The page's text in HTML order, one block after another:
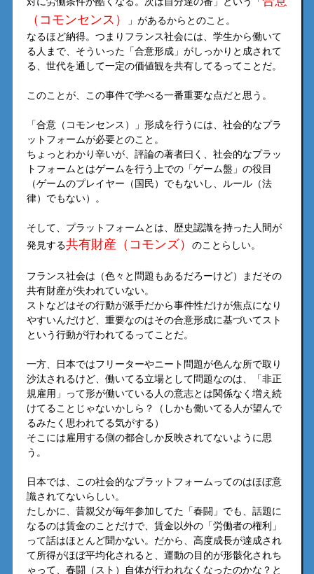
（コモンセンス）
」があるからとのこと。
なるほど納得。つまりフランス社会には、学生から働いて
る人まで、そういった「合意形成」がしっかりと成されて
る、世代を通して一定の価値観を共有してるってことだ。
このことが、この事件で学べる一番重要な点だと思う。
「合意（コモンセンス）」形成を行うには、社会的なプラ
ットフォームが必要とのこと。
ちょっとわかり辛いが、評論の著者曰く、社会的なプラッ
トフォームとはゲームを行う上での「ゲーム盤」の役目
（ゲームのプレイヤー（国民）でもないし、ルール（法
律）でもない）。
そして、プラットフォームとは、歴史認識を持った人間が
発見する共有財産（コモンズ） のことらしい。
フランス社会は（色々と問題もあるだろーけど）まだその
共有財産が失われていない。
ストなどはその行動が派手だから事件性だけが焦点になり
やすいんだけど、重要なのはその合意形成に基づいてスト
という行動が行われてるってことだ。
一方、日本ではフリーターやニート問題が色んな所で取り
沙汰されるけど、働いてる立場として問題なのは、「非正
規雇用」って形が働いている人の意志とは関係なく増え続
けてることじゃないかしら？（しかも働いてる人が望んで
るみたく思われてる気がする）
そこには雇用する側の都合しか反映されてないように思
う。
日本では、この社会的なプラットフォームってのはほぼ意
識されてないらしい。
たしかに、昔親父が毎年参加してた「春闘」でも、話題に
なるのは賃金のことだけで、賃金以外の「労働者の権利」
って話はほとんど聞かない。だから、高度成長が達成され
て所得がほぼ平均化されると、運動の目的が形骸化されち
ゃって、春闘（スト）自体が行われなくなったのかな？と